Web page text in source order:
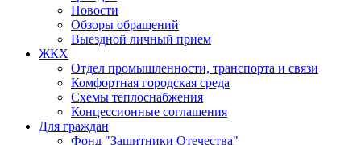
Новости
Обзоры обращений
Выездной личный прием
ЖКХ
Отдел промышленности, транспорта и связи
Комфортная городская среда
Схемы теплоснабжения
Концессионные соглашения
Для граждан
Фонд "Защитники Отечества"